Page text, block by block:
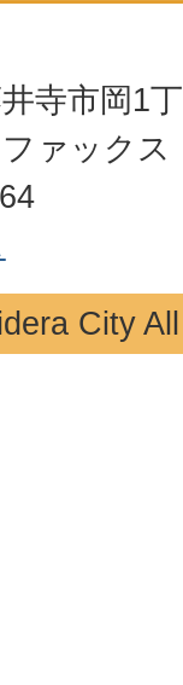
寺市岡1
ァックス
City